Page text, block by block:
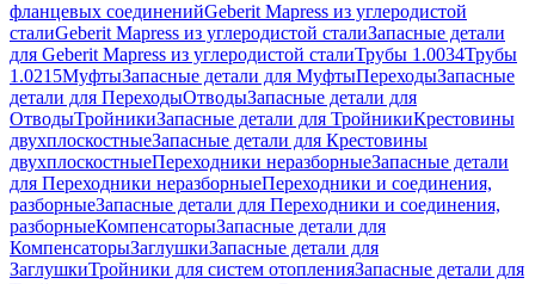
фланцевых соединенийGeberit Mapress из углеродистой
сталиGeberit Mapress из углеродистой сталиЗапасные детали
для Geberit Mapress из углеродистой сталиТрубы 1.0034Трубы
1.0215МуфтыЗапасные детали для МуфтыПереходыЗапасные
детали для ПереходыОтводыЗапасные детали для
ОтводыТройникиЗапасные детали для ТройникиКрестовины
двухплоскостныеЗапасные детали для Крестовины
двухплоскостныеПереходники неразборныеЗапасные детали
для Переходники неразборныеПереходники и соединения,
разборныеЗапасные детали для Переходники и соединения,
разборныеКомпенсаторыЗапасные детали для
КомпенсаторыЗаглушкиЗапасные детали для
ЗаглушкиТройники для систем отопленияЗапасные детали для